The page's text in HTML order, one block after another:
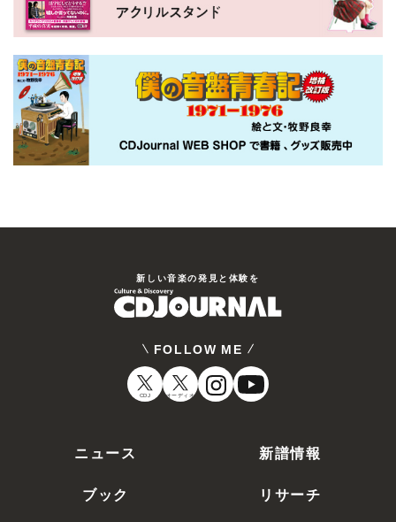
新しい⾳楽の発⾒と体験を
FOLLOW ME
CDJ オーディオ
ニュース
新譜情報
ブック
リサーチ